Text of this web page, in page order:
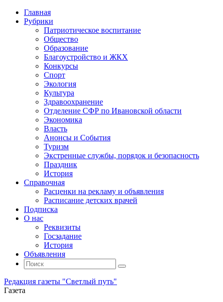
Главная
Рубрики
Патриотическое воспитание
Общество
Образование
Благоустройство и ЖКХ
Конкурсы
Спорт
Экология
Культура
Здравоохранение
Отделение СФР по Ивановской области
Экономика
Власть
Анонсы и События
Туризм
Экстренные службы, порядок и безопасность
Праздник
История
Справочная
Расценки на рекламу и объявления
Расписание детских врачей
Подписка
О нас
Реквизиты
Госзадание
История
Объявления
Поиск
Искать:
Поиск
Редакция газеты "Светлый путь"
Газета